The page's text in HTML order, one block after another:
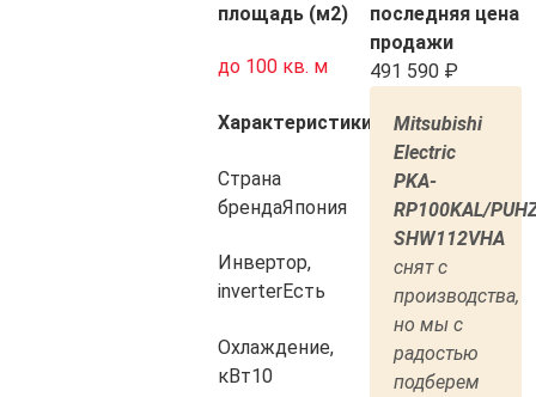
последняя цена
продажи
491 590
Mitsubishi
Electric
PKA-
RP100KAL/
SHW112VHA
cнят с
производства,
но мы с
радостью
подберем
площадь (м2)
до 100 кв. м
Характеристики
Страна
брендаЯпония
Инвертор,
inverterЕсть
Охлаждение,
кВт10